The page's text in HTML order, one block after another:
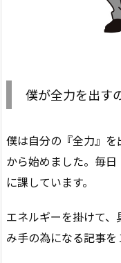
僕が全力を出す
僕は自分の『全力』
から始めました。毎
に課しています。
エネルギーを掛けて
み手の為になる記事を